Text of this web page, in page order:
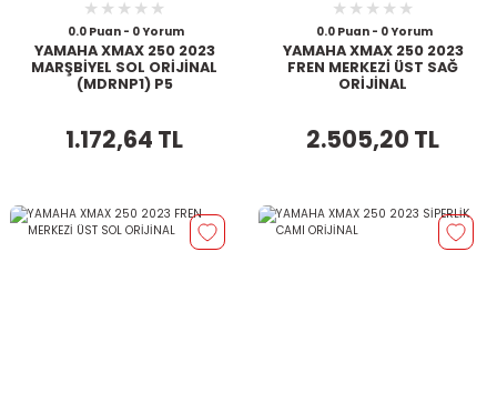
0.0 Puan - 0 Yorum
YAMAHA XMAX 250 2023
MARŞBİYEL SOL ORİJİNAL
(MDRNP1) P5
1.172,64 TL
0.0 Puan - 0 Yorum
YAMAHA XMAX 250 2023
FREN MERKEZİ ÜST SAĞ
ORİJİNAL
2.505,20 TL